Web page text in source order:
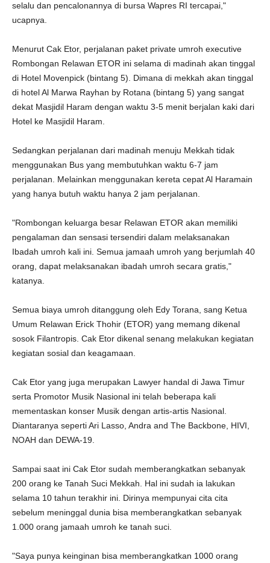
selalu dan pencalonannya di bursa Wapres RI tercapai,"
ucapnya.
Menurut Cak Etor, perjalanan paket private umroh executive
Rombongan Relawan ETOR ini selama di madinah akan tinggal
di Hotel Movenpick (bintang 5). Dimana di mekkah akan tinggal
di hotel Al Marwa Rayhan by Rotana (bintang 5) yang sangat
dekat Masjidil Haram dengan waktu 3-5 menit berjalan kaki dari
Hotel ke Masjidil Haram.
Sedangkan perjalanan dari madinah menuju Mekkah tidak
menggunakan Bus yang membutuhkan waktu 6-7 jam
perjalanan. Melainkan menggunakan kereta cepat Al Haramain
yang hanya butuh waktu hanya 2 jam perjalanan.
"Rombongan keluarga besar Relawan ETOR akan memiliki
pengalaman dan sensasi tersendiri dalam melaksanakan
Ibadah umroh kali ini. Semua jamaah umroh yang berjumlah 40
orang, dapat melaksanakan ibadah umroh secara gratis,"
katanya.
Semua biaya umroh ditanggung oleh Edy Torana, sang Ketua
Umum Relawan Erick Thohir (ETOR) yang memang dikenal
sosok Filantropis. Cak Etor dikenal senang melakukan kegiatan
kegiatan sosial dan keagamaan.
Cak Etor yang juga merupakan Lawyer handal di Jawa Timur
serta Promotor Musik Nasional ini telah beberapa kali
mementaskan konser Musik dengan artis-artis Nasional.
Diantaranya seperti Ari Lasso, Andra and The Backbone, HIVI,
NOAH dan DEWA-19.
Sampai saat ini Cak Etor sudah memberangkatkan sebanyak
200 orang ke Tanah Suci Mekkah. Hal ini sudah ia lakukan
selama 10 tahun terakhir ini. Dirinya mempunyai cita cita
sebelum meninggal dunia bisa memberangkatkan sebanyak
1.000 orang jamaah umroh ke tanah suci.
"Saya punya keinginan bisa memberangkatkan 1000 orang